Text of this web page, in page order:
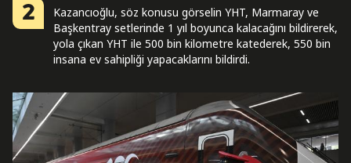
2
Kazancıoğlu, söz konusu görselin YHT, Marmaray ve
Başkentray setlerinde 1 yıl boyunca kalacağını bildirerek,
yola çıkan YHT ile 500 bin kilometre katederek, 550 bin
insana ev sahipliği yapacaklarını bildirdi.